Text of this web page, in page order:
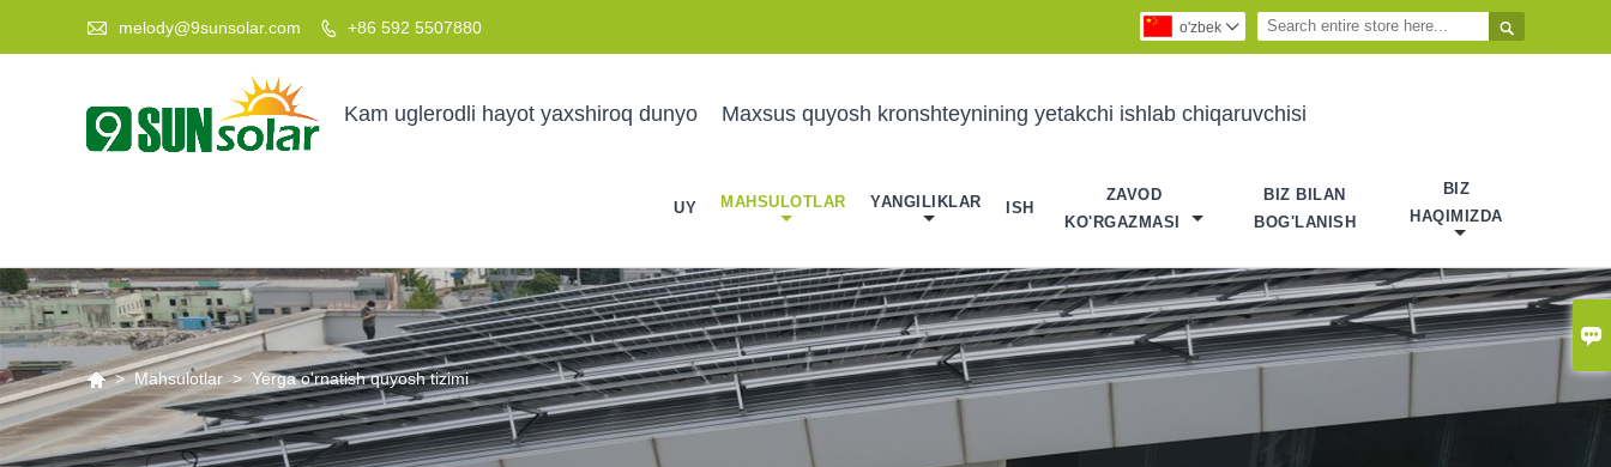

 melody@9sunsolar.com  +86 592 5507880 
o'zbek 
Kam uglerodli hayot yaxshiroq dunyo Maxsus quyosh kronshteynining yetakchi ishlab chiqaruvchisi
UY MAHSULOTLAR YANGILIKLAR ISH
ZAVOD
KO'RGAZMASI
BIZ BILAN
BOG'LANISH
BIZ
HAQIMIZDA
 > Mahsulotlar > Yerga o'rnatish quyosh tizimi